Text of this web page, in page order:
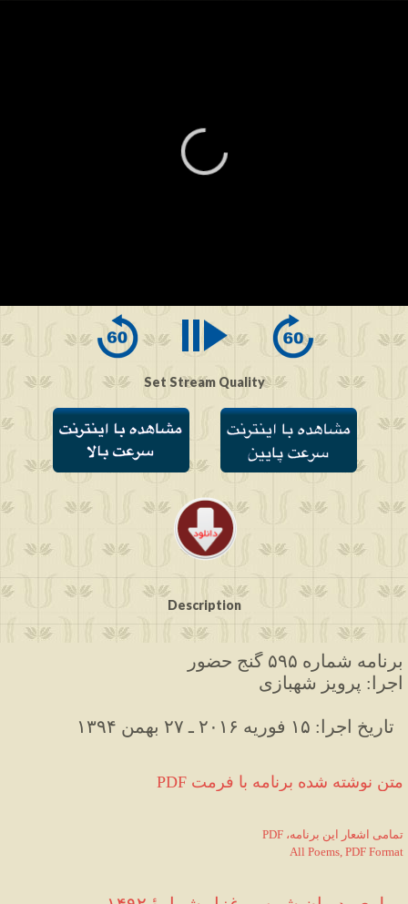
of
Set Stream Quality
Description
برنامه شماره ۵۹۵ گنج حضور
اجرا: پرویز شهبازی
PDF متن نوشته شده برنامه با فرمت
PDF ،تمامی اشعار این برنامه
All Poems, PDF Format